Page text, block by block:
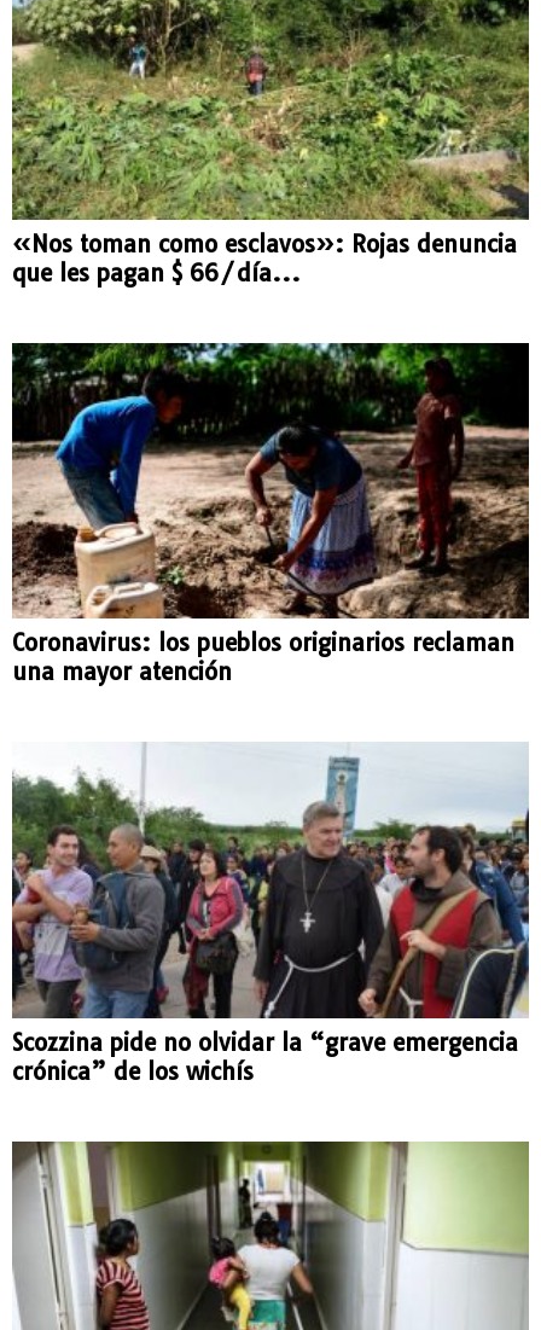
«Nos toman como esclavos»: Rojas denuncia
que les pagan $ 66/día...
Coronavirus: los pueblos originarios reclaman
una mayor atención
Scozzina pide no olvidar la “grave emergencia
crónica” de los wichís